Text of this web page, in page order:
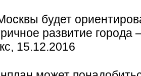
будет
развитие
15.12.2016